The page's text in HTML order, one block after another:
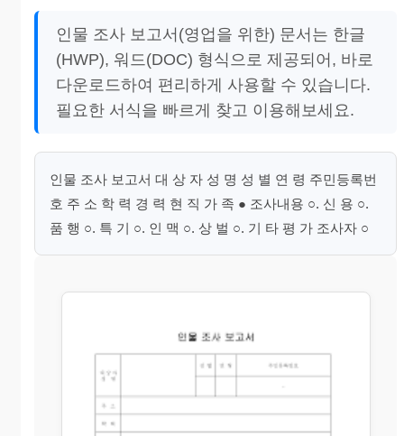
인물 조사 보고서(영업을 위한) 문서는 한글
(HWP), 워드(DOC) 형식으로 제공되어, 바로
다운로드하여 편리하게 사용할 수 있습니다.
필요한 서식을 빠르게 찾고 이용해보세요.
인물 조사 보고서 대 상 자 성 명 성 별 연 령 주민등록번
호 주 소 학 력 경 력 현 직 가 족 ● 조사내용 ○. 신 용 ○.
품 행 ○. 특 기 ○. 인 맥 ○. 상 벌 ○. 기 타 평 가 조사자 ○